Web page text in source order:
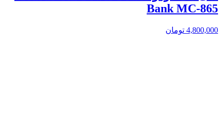
Bank MC-865
4,800,000 تومان